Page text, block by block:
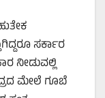
ಸರ್ಕಾರ
ನೀಡುವಲ್ಲಿ
ಮೇಲೆ ಗೂಬೆ